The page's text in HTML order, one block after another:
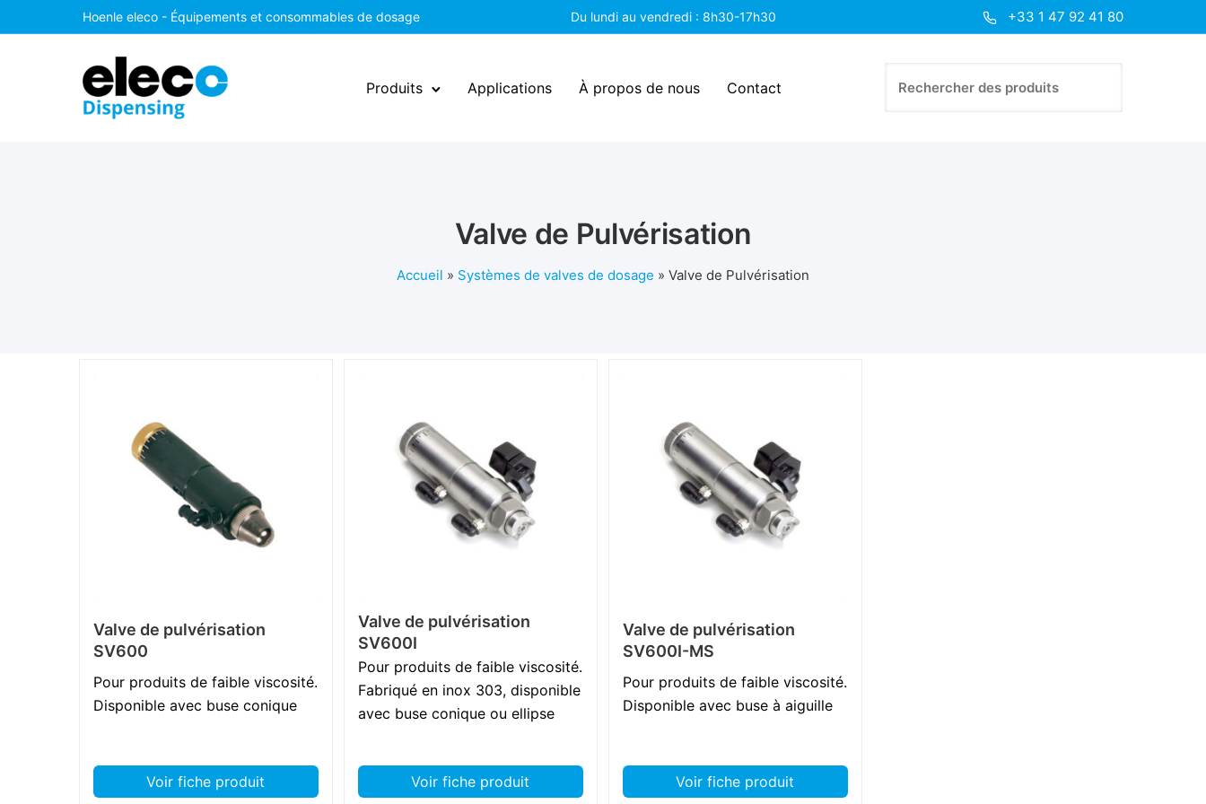
Hoenle eleco - Équipements et consommables de dosage Du lundi au vendredi : 8h30-17h30 +33 1 47 92 41 80
Produits Applications À propos de nous Contact
Valve de Pulvérisation
Accueil » Systèmes de valves de dosage » Valve de Pulvérisation
Valve de pulvérisation
SV600
Pour produits de faible viscosité.
Disponible avec buse conique
Voir fiche produit
Valve de pulvérisation
SV600I
Pour produits de faible viscosité.
Fabriqué en inox 303, disponible
avec buse conique ou ellipse
Voir fiche produit
Valve de pulvérisation
SV600I-MS
Pour produits de faible viscosité.
Disponible avec buse à aiguille
Voir fiche produit